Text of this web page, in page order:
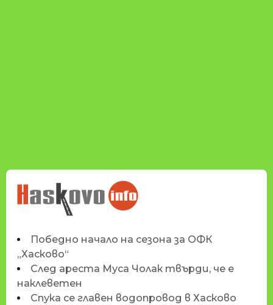
НОВИНИТЕ НА
HASKOVO.INFO
Победно начало на сезона за ОФК
„Хасково“
След ареста Муса Чолак твърди, че е
наклеветен
Спука се главен водопровод в Хасково